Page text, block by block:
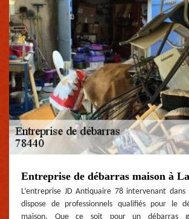
Entreprise de débarras maison à
L’entreprise JD Antiquaire 78 intervenant
dispose de professionnels qualifiés pour le
maison. Que ce soit pour un débarras